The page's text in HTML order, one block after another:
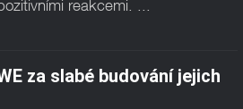
reakcemi. ...
za slabé budování jejich